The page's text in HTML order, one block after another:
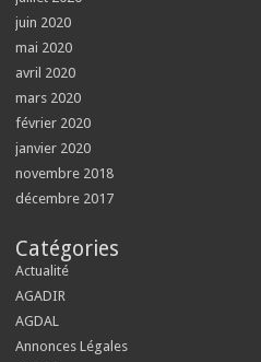
juin 2020
mai 2020
avril 2020
mars 2020
février 2020
janvier 2020
novembre 2018
décembre 2017
Catégories
Actualité
AGADIR
AGDAL
Annonces Légales